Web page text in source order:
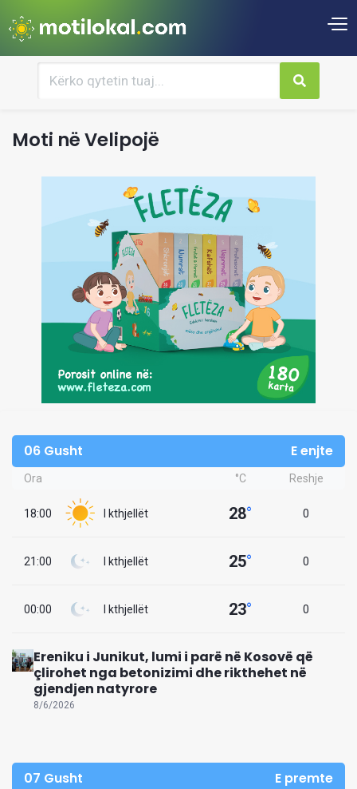
Moti në Velipojë
06 Gusht E enjte
Ora °C Reshje
18:00 I kthjellët 28° 0
21:00 I kthjellët 25° 0
00:00 I kthjellët 23° 0
Ereniku i Junikut, lumi i parë në Kosovë që
çlirohet nga betonizimi dhe rikthehet në
gjendjen natyrore
8/6/2026
07 Gusht E premte